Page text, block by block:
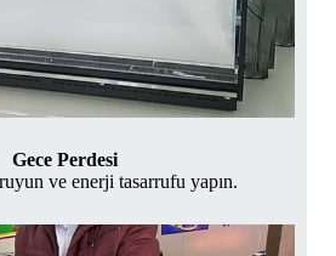
Gece Perdesi
ve enerji tasarrufu yapın.